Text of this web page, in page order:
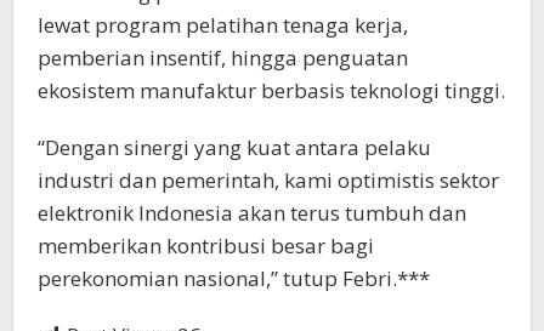
lewat program pelatihan tenaga kerja,
pemberian insentif, hingga penguatan
ekosistem manufaktur berbasis teknologi tinggi.
“Dengan sinergi yang kuat antara pelaku
industri dan pemerintah, kami optimistis sektor
elektronik Indonesia akan terus tumbuh dan
memberikan kontribusi besar bagi
perekonomian nasional,” tutup Febri.***